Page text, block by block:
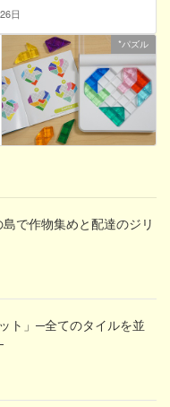
日
*パズル
で作物集めと配達のジリ
ト」─全てのタイルを並